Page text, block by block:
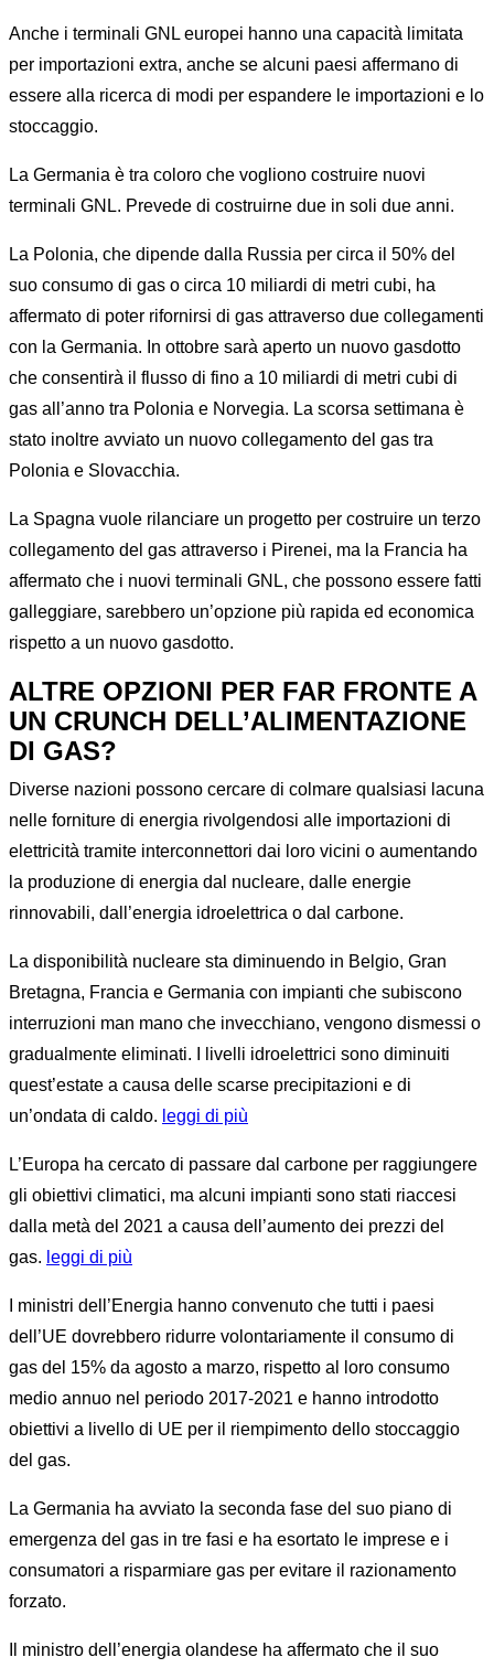
Anche i terminali GNL europei hanno una capacità limitata
per importazioni extra, anche se alcuni paesi affermano di
essere alla ricerca di modi per espandere le importazioni e lo
stoccaggio.
La Germania è tra coloro che vogliono costruire nuovi
terminali GNL. Prevede di costruirne due in soli due anni.
La Polonia, che dipende dalla Russia per circa il 50% del
suo consumo di gas o circa 10 miliardi di metri cubi, ha
affermato di poter rifornirsi di gas attraverso due collegamenti
con la Germania. In ottobre sarà aperto un nuovo gasdotto
che consentirà il flusso di fino a 10 miliardi di metri cubi di
gas all’anno tra Polonia e Norvegia. La scorsa settimana è
stato inoltre avviato un nuovo collegamento del gas tra
Polonia e Slovacchia.
La Spagna vuole rilanciare un progetto per costruire un terzo
collegamento del gas attraverso i Pirenei, ma la Francia ha
affermato che i nuovi terminali GNL, che possono essere fatti
galleggiare, sarebbero un’opzione più rapida ed economica
rispetto a un nuovo gasdotto.
ALTRE OPZIONI PER FAR FRONTE A
UN CRUNCH DELL’ALIMENTAZIONE
DI GAS?
Diverse nazioni possono cercare di colmare qualsiasi lacuna
nelle forniture di energia rivolgendosi alle importazioni di
elettricità tramite interconnettori dai loro vicini o aumentando
la produzione di energia dal nucleare, dalle energie
rinnovabili, dall’energia idroelettrica o dal carbone.
La disponibilità nucleare sta diminuendo in Belgio, Gran
Bretagna, Francia e Germania con impianti che subiscono
interruzioni man mano che invecchiano, vengono dismessi o
gradualmente eliminati. I livelli idroelettrici sono diminuiti
quest’estate a causa delle scarse precipitazioni e di
un’ondata di caldo. leggi di più
L’Europa ha cercato di passare dal carbone per raggiungere
gli obiettivi climatici, ma alcuni impianti sono stati riaccesi
dalla metà del 2021 a causa dell’aumento dei prezzi del
gas. leggi di più
I ministri dell’Energia hanno convenuto che tutti i paesi
dell’UE dovrebbero ridurre volontariamente il consumo di
gas del 15% da agosto a marzo, rispetto al loro consumo
medio annuo nel periodo 2017-2021 e hanno introdotto
obiettivi a livello di UE per il riempimento dello stoccaggio
del gas.
La Germania ha avviato la seconda fase del suo piano di
emergenza del gas in tre fasi e ha esortato le imprese e i
consumatori a risparmiare gas per evitare il razionamento
forzato.
Il ministro dell’energia olandese ha affermato che il suo